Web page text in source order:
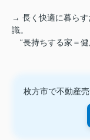
→ 長く快適に暮らす
識。
“長持ちする家＝健
枚方市で不動産